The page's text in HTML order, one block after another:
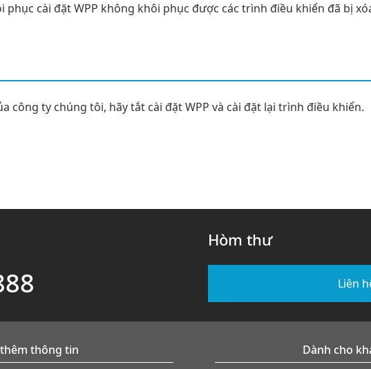
cài đặt WPP không khôi phục được các trình điều khiển đã bị
công ty chúng tôi, hãy tắt cài đặt WPP và cài đặt lại trình điều khiển.
Hòm thư
Liên
thông tin Dành cho